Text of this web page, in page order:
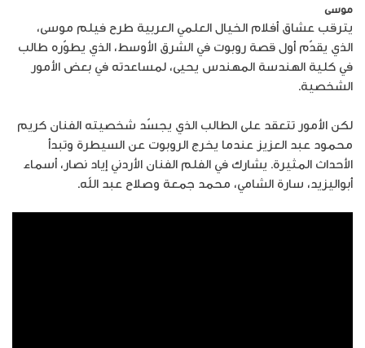
موسى
يترقب عشاق أفلام الخيال العلمي العربية طرح فيلم موسى،
الذي يقدّم أول قصة روبوت في الشرق الأوسط، الذي يطوّره طالب
في كلية الهندسة المهندس يحيى، لمساعدته في بعض الأمور
الشخصية.
لكن الأمور تتعقد على الطالب الذي يجسّد شخصيته الفنان كريم
محمود عبد العزيز عندما يخرج الروبوت عن السيطرة وتبدأ
الأحداث المثيرة. يشارك في الفلم الفنان الأردني إياد نصار، أسماء
أبواليزيد، سارة الشامي، محمد جمعة وصلاح عبد الله.